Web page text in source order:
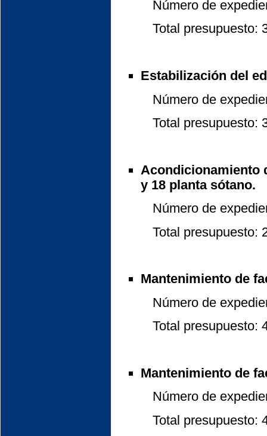
Número de
Total presupuesto:
Estabilización del
Número de
Total presupuesto:
Acondicionamiento
y 18 planta sótano.
Número de
Total presupuesto:
Mantenimiento de
Número de
Total presupuesto:
Mantenimiento de
Número de
Total presupuesto: